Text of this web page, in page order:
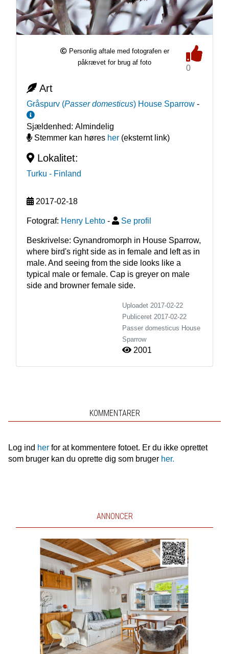
Personlig aftale med fotografen er
påkrævet for brug af foto
0
Art
Gråspurv (Passer domesticus) House Sparrow -
Sjældenhed: Almindelig
Stemmer kan høres her(eksternt link)
Lokalitet:
Turku - Finland
2017-02-18
Fotograf: Henry Lehto - Se profil
Beskrivelse: Gynandromorph in House Sparrow,
where bird's right side as in female and left as in
male. And seeing from the side looks like a
typical male or female. Cap is greyer on male
side and browner female side.
Uploadet 2017-02-22
Publiceret 2017-02-22
Passer domesticus House
Sparrow
2001
KOMMENTARER
Log ind herfor at kommentere fotoet. Er du ikke oprettet
som bruger kan du oprette dig som bruger her.
ANNONCER